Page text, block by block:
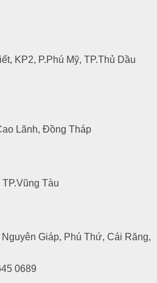
KP2, P.Phú Mỹ, TP.Thủ Dầu
Lãnh, Đồng Tháp
Tàu
Giáp, Phú Thứ, Cái Răng,
0689